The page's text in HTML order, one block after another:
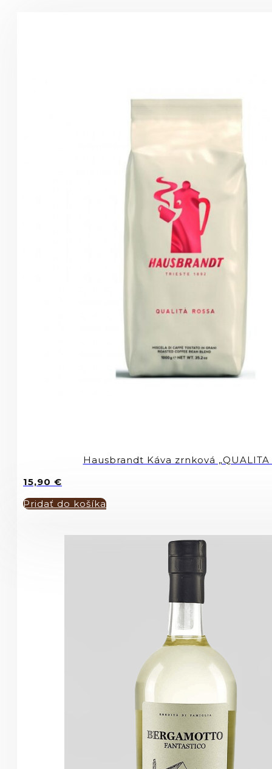
Hausbrandt Káva zrnková „QUALITA
15,90 €
Pridať do košíka